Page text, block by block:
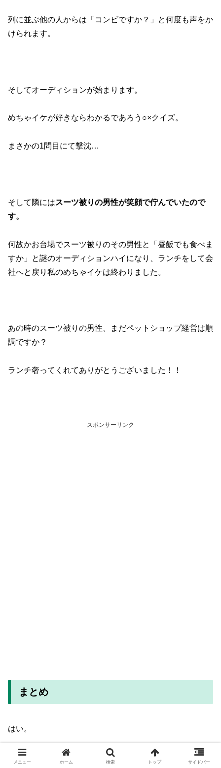
列に並ぶ他の人からは「コンビですか？」と何度も声をか
けられます。
そしてオーディションが始まります。
めちゃイケが好きならわかるであろう○×クイズ。
まさかの1問目にて撃沈…
そして隣にはスーツ被りの男性が笑顔で佇んでいたので
す。
何故かお台場でスーツ被りのその男性と「昼飯でも食べま
すか」と謎のオーディションハイになり、ランチをして会
社へと戻り私のめちゃイケは終わりました。
あの時のスーツ被りの男性、まだペットショップ経営は順
調ですか？
ランチ奢ってくれてありがとうございました！！
スポンサーリンク
まとめ
はい。
といった具合に様々な優しさに触れて、現在また就職活動
メニュー ホーム 検索 トップ サイドバー